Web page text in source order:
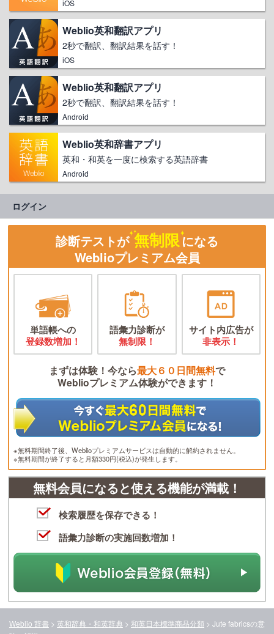
iOS
Weblio英和翻訳アプリ
2秒で翻訳、翻訳結果を話す！
iOS
Weblio英和翻訳アプリ
2秒で翻訳、翻訳結果を話す！
Android
Weblio英和辞書アプリ
英和・和英を一度に検索する英語辞書
Android
ログイン
診断テストが 無制限になる
Weblioプレミアム会員
単語帳への
登録数増加！
語彙力診断が
無制限！
サイト内広告が
非表示！
まずは体験！今なら最大６０日間無料で
Weblioプレミアム体験ができます！
※無料期間終了後、Weblioプレミアムサービスは自動的に解約されません。
※無料期間が終了すると月額330円(税込)が発生します。
無料会員になると使える機能が満載！
検索履歴を保存できる！
語彙力診断の実施回数増加！
Weblio 辞書 > 英和辞典・和英辞典 > 和英日本標準商品分類 > Jute fabricsの意